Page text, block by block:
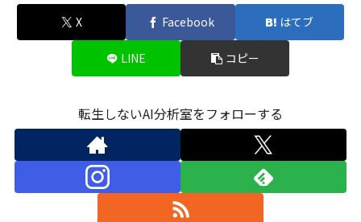
X Facebook はてブ
LINE コピー
転生しないAI分析室をフォローする